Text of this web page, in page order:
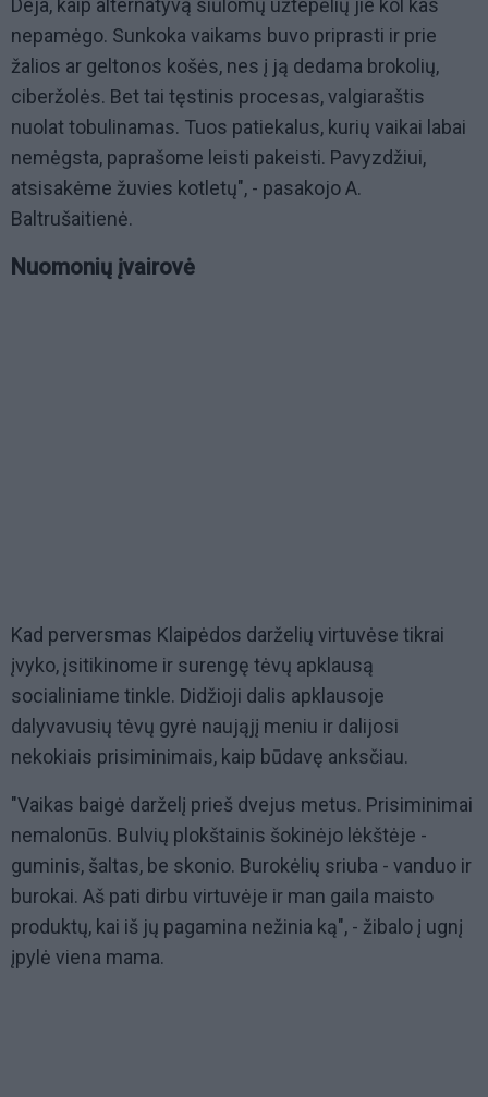
Deja, kaip alternatyvą siūlomų užtepėlių jie kol kas
nepamėgo. Sunkoka vaikams buvo priprasti ir prie
žalios ar geltonos košės, nes į ją dedama brokolių,
ciberžolės. Bet tai tęstinis procesas, valgiaraštis
nuolat tobulinamas. Tuos patiekalus, kurių vaikai labai
nemėgsta, paprašome leisti pakeisti. Pavyzdžiui,
atsisakėme žuvies kotletų", - pasakojo A.
Baltrušaitienė.
Nuomonių įvairovė
Kad perversmas Klaipėdos darželių virtuvėse tikrai
įvyko, įsitikinome ir surengę tėvų apklausą
socialiniame tinkle. Didžioji dalis apklausoje
dalyvavusių tėvų gyrė naująjį meniu ir dalijosi
nekokiais prisiminimais, kaip būdavę anksčiau.
"Vaikas baigė darželį prieš dvejus metus. Prisiminimai
nemalonūs. Bulvių plokštainis šokinėjo lėkštėje -
guminis, šaltas, be skonio. Burokėlių sriuba - vanduo ir
burokai. Aš pati dirbu virtuvėje ir man gaila maisto
produktų, kai iš jų pagamina nežinia ką", - žibalo į ugnį
įpylė viena mama.